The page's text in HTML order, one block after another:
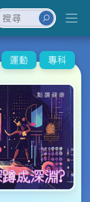
運動 專科